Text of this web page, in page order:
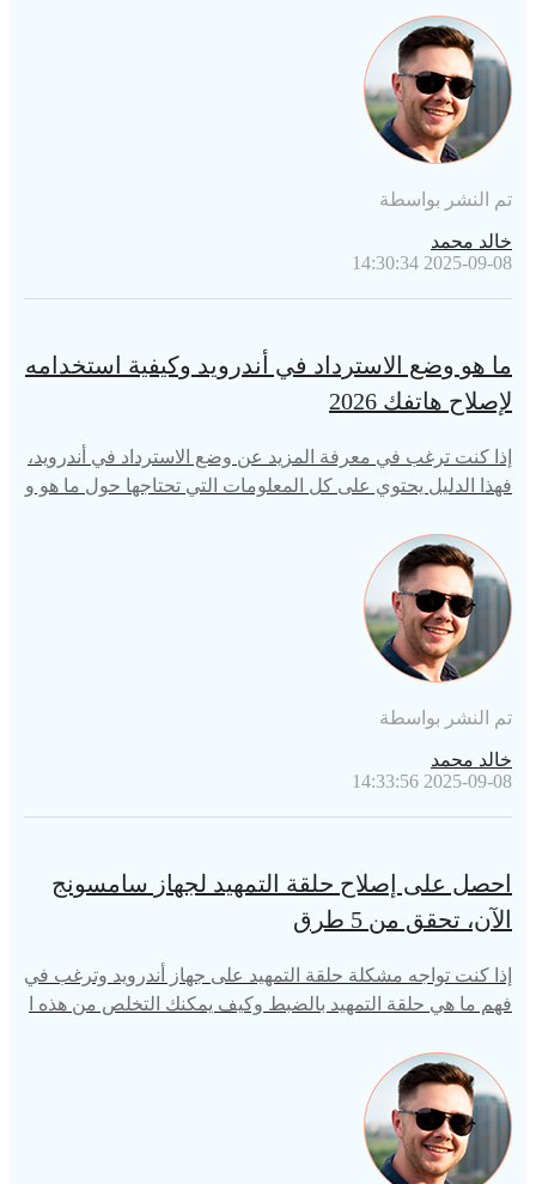
تم النشر بواسطة
خالد محمد
2025-09-08 14:30:34
ما هو وضع الاسترداد في أندرويد وكيفية استخدامه
لإصلاح هاتفك 2026
إذا كنت ترغب في معرفة المزيد عن وضع الاسترداد في أندرويد،
فهذا الدليل يحتوي على كل المعلومات التي تحتاجها حول ما هو و
تم النشر بواسطة
خالد محمد
2025-09-08 14:33:56
احصل على إصلاح حلقة التمهيد لجهاز سامسونج
الآن، تحقق من 5 طرق
إذا كنت تواجه مشكلة حلقة التمهيد على جهاز أندرويد وترغب في
فهم ما هي حلقة التمهيد بالضبط وكيف يمكنك التخلص من هذه ا
لى جميع أسئلتك المتعلقة بإصلاح حلقة التمهيد لجهاز سامسونج.